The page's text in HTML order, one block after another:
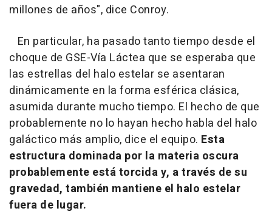
millones de años", dice Conroy.
En particular, ha pasado tanto tiempo desde el
choque de GSE-Vía Láctea que se esperaba que
las estrellas del halo estelar se asentaran
dinámicamente en la forma esférica clásica,
asumida durante mucho tiempo. El hecho de que
probablemente no lo hayan hecho habla del halo
galáctico más amplio, dice el equipo. Esta
estructura dominada por la materia oscura
probablemente está torcida y, a través de su
gravedad, también mantiene el halo estelar
fuera de lugar.